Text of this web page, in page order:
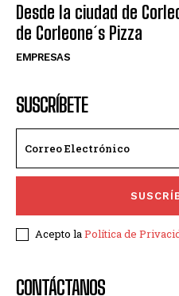
Desde la ciudad de
de Corleone´s Pizza
EMPRESAS
SUSCRÍBETE
Acepto laPolítica de
CONTÁCTANOS